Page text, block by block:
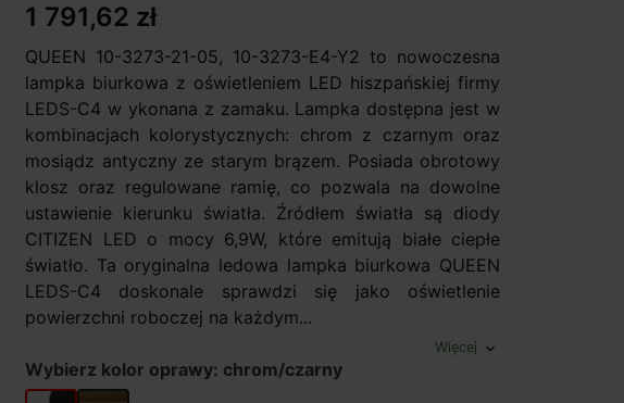
1 791,62 zł
QUEEN 10-3273-21-05, 10-3273-E4-Y2 to nowoczesna
lampka biurkowa z oświetleniem LED hiszpańskiej firmy
LEDS-C4 w ykonana z zamaku. Lampka dostępna jest w
kombinacjach kolorystycznych: chrom z czarnym oraz
mosiądz antyczny ze starym brązem. Posiada obrotowy
klosz oraz regulowane ramię, co pozwala na dowolne
ustawienie kierunku światła. Źródłem światła są diody
CITIZEN LED o mocy 6,9W, które emitują białe ciepłe
światło. Ta oryginalna ledowa lampka biurkowa QUEEN
LEDS-C4 doskonale sprawdzi się jako oświetlenie
powierzchni roboczej na każdym...
Więcej expand_more
Wybierz kolor oprawy: chrom/czarny
chrom/czarnymosiądz antyczny/stary brąz